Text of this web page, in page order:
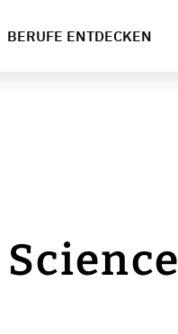
BERUFE ENTDECKEN